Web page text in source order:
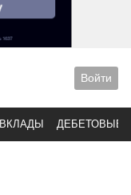
Войти
ВКЛАДЫ ДЕБЕТОВЫЕ